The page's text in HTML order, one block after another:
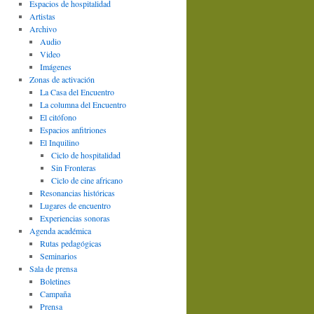
Espacios de hospitalidad
Artistas
Archivo
Audio
Video
Imágenes
Zonas de activación
La Casa del Encuentro
La columna del Encuentro
El citófono
Espacios anfitriones
El Inquilino
Ciclo de hospitalidad
Sin Fronteras
Ciclo de cine africano
Resonancias históricas
Lugares de encuentro
Experiencias sonoras
Agenda académica
Rutas pedagógicas
Seminarios
Sala de prensa
Boletines
Campaña
Prensa